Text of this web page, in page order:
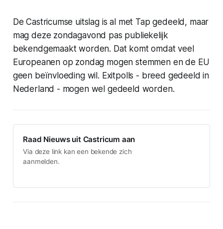
De Castricumse uitslag is al met Tap gedeeld, maar
mag deze zondagavond pas publiekelijk
bekendgemaakt worden. Dat komt omdat veel
Europeanen op zondag mogen stemmen en de EU
geen beïnvloeding wil. Exitpolls - breed gedeeld in
Nederland - mogen wel gedeeld worden.
Raad Nieuws uit Castricum aan
Via deze link kan een bekende zich
aanmelden.